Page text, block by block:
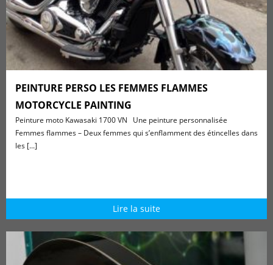
PEINTURE PERSO LES FEMMES FLAMMES
MOTORCYCLE PAINTING
Peinture moto Kawasaki 1700 VN Une peinture personnalisée
Femmes flammes – Deux femmes qui s’enflamment des étincelles dans
les [...]
Lire la suite